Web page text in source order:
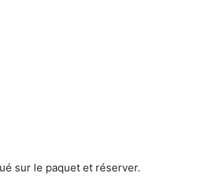
sur le paquet et réserver.